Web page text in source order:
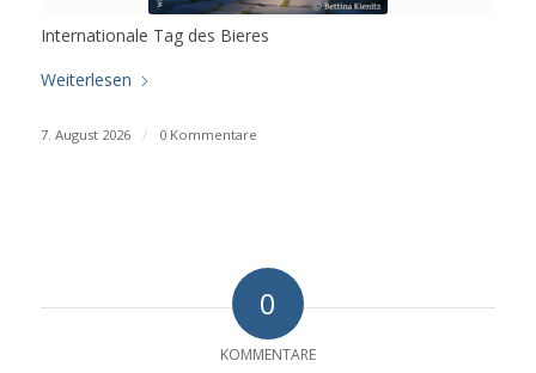
Internationale Tag des Bieres
Weiterlesen
7. August 2026 / 0 Kommentare
0
KOMMENTARE